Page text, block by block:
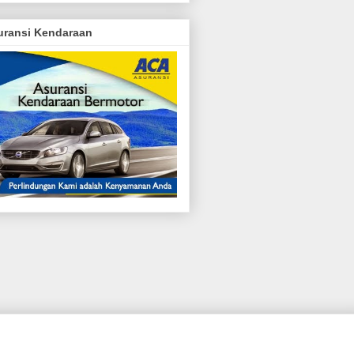
Kendaraan